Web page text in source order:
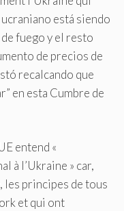
está siendo
fuego y el resto
de precios de
recalcando que
en esta Cumbre de
entend «
à l’Ukraine » car,
les principes de tous
et qui ont